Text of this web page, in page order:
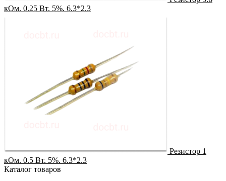
кОм. 0.25 Вт. 5%. 6.3*2.3
Резистор 1
кОм. 0.5 Вт. 5%. 6.3*2.3
Каталог товаров